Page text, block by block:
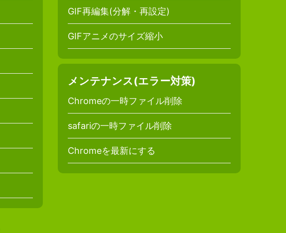
GIF再編集(分解・再設定)
GIFアニメのサイズ縮小
メンテナンス(エラー対策)
Chromeの一時ファイル削除
safariの一時ファイル削除
Chromeを最新にする